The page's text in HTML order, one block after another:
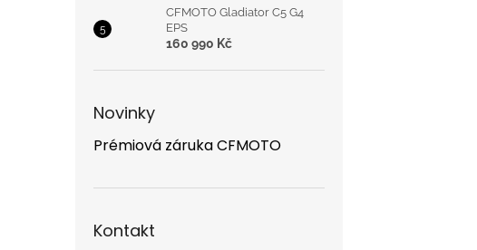
CFMOTO Gladiator C5 G4
EPS
160 990 Kč
Novinky
Prémiová záruka CFMOTO
Kontakt